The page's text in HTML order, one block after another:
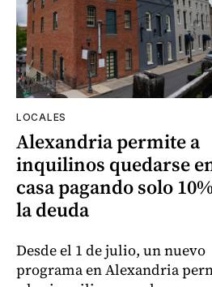
LOCALES
Alexandria permite a
inquilinos quedarse
casa pagando solo
la deuda
Desde el 1 de julio, un nuevo
programa en Alexandria